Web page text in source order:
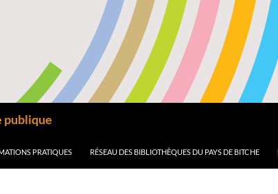
publique
PRATIQUES RÉSEAU DES BIBLIOTHÈQUES DU PAYS DE BITCHE